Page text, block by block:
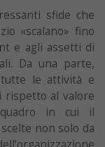
sfide che
«scalano» fino
e agli assetti di
Da una parte,
le attività e
rispetto al valore
in cui il
non solo da